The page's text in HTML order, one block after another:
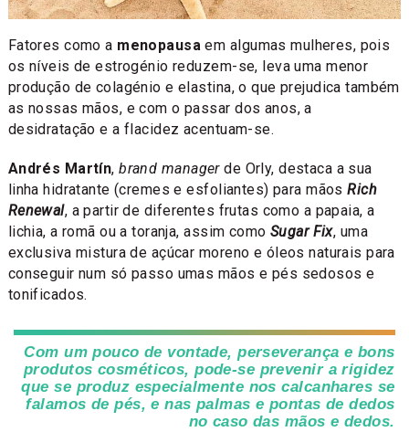
Fatores como a menopausa em algumas mulheres, pois
os níveis de estrogénio reduzem-se, leva uma menor
produção de colagénio e elastina, o que prejudica também
as nossas mãos, e com o passar dos anos, a
desidratação e a flacidez acentuam-se.
Andrés Martín,brand managerde Orly, destaca a sua
linha hidratante (cremes e esfoliantes) para mãosRich
Renewal, a partir de diferentes frutas como a papaia, a
lichia, a romã ou a toranja, assim como Sugar Fix, uma
exclusiva mistura de açúcar moreno e óleos naturais para
conseguir num só passo umas mãos e pés sedosos e
tonificados.
Com um pouco de vontade, perseverança e bons
produtos cosméticos, pode-se prevenir a rigidez
que se produz especialmente nos calcanhares se
falamos de pés, e nas palmas e pontas de dedos
no caso das mãos e dedos.